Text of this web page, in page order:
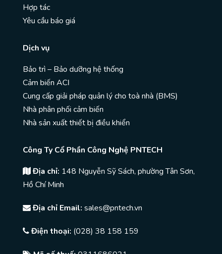
Hợp tác
Yêu cầu báo giá
Dịch vụ
Bảo trì – Bảo dưỡng hệ thống
Cảm biến ACI
Cung cấp giải pháp quản lý cho toà nhà (BMS)
Nhà phân phối cảm biến
Nhà sản xuất thiết bị điều khiển
Công Ty Cổ Phần Công Nghệ PNTECH
Địa chỉ: 148 Nguyễn Sỹ Sách, phường Tân Sơn,
Hồ Chí Minh
Địa chỉ Email: sales@pntech.vn
Điện thoại: (028) 38 158 159